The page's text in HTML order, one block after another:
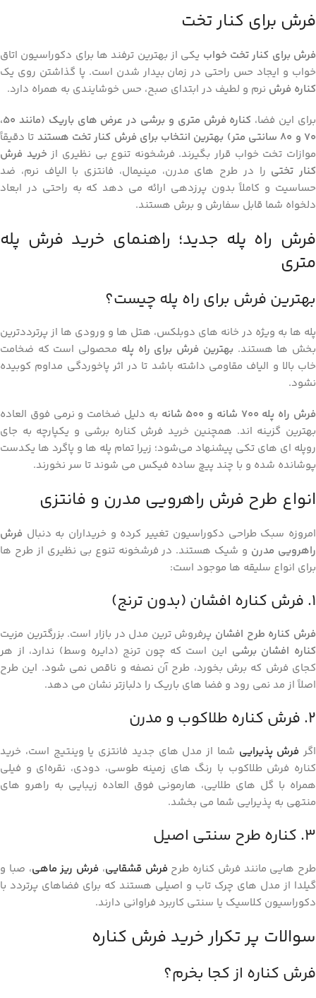
فرش برای کنار تخت
فرش برای کنار تخت خواب یکی از بهترین ترفند ها برای دکوراسیون اتاق
خواب و ایجاد حس راحتی در زمان بیدار شدن است. پا گذاشتن روی یک
کناره فرش نرم و لطیف در ابتدای صبح، حس خوشایندی به همراه دارد.
برای این فضا،
کناره‌ فرش متری و برشی در عرض ‌های باریک (مانند ۵۰،
۷۰ و ۸۰ سانتی‌ متر) بهترین انتخاب برای فرش کنار تخت هستند
تا دقیقاً
موازات تخت خواب قرار بگیرند. فرشخونه تنوع بی ‌نظیری از خرید فرش
کنار تختی را در طرح ‌های مدرن، مینیمال، فانتزی با الیاف نرم، ضد
حساسیت و کاملاً بدون پرزدهی ارائه می ‌دهد که به راحتی در ابعاد
دلخواه شما قابل سفارش و برش هستند.
فرش راه پله جدید؛ راهنمای خرید فرش پله
متری
بهترین فرش برای راه پله چیست؟
پله‌ ها به ویژه در خانه ‌های دوبلکس، هتل ‌ها و ورودی ‌ها از پرترددترین
بخش ‌ها هستند. بهترین فرش برای راه پله محصولی است که ضخامت
خاب بالا و الیاف مقاومی داشته باشد تا در اثر پاخوردگی مداوم کوبیده
نشود.
فرش راه پله ۷۰۰ شانه و ۵۰۰ شانه
به دلیل ضخامت و نرمی فوق‌ العاده
بهترین گزینه ‌اند. همچنین خرید فرش کناره برشی و یکپارچه به جای
روپله ‌ای ‌های تکی پیشنهاد می‌شود؛ زیرا تمام پله ‌ها و پاگرد ها یکدست
پوشانده شده و با چند پیچ ساده فیکس می ‌شوند تا سر نخورند.
انواع طرح فرش راهرویی مدرن و فانتزی
امروزه سبک طراحی دکوراسیون تغییر کرده و خریداران به دنبال فرش
راهرویی مدرن و شیک هستند. در فرشخونه تنوع بی ‌نظیری از طرح‌ ها
برای انواع سلیقه‌ ها موجود است:
۱. فرش کناره افشان (بدون ترنج)
فرش کناره طرح افشان پرفروش ‌ترین مدل در بازار است. بزرگترین مزیت
کناره افشان برشی این است که چون ترنج (دایره وسط) ندارد، از هر
کجای فرش که برش بخورد، طرح آن نصفه و ناقص نمی ‌شود. این طرح
اصلاً از مد نمی ‌رود و فضا های باریک را دلبازتر نشان می ‌دهد.
۲. فرش کناره طلاکوب و مدرن
اگر فرش پذیرایی شما از مدل ‌های جدید فانتزی یا وینتیج است، خرید
کناره فرش طلاکوب با رنگ ‌های زمینه طوسی، دودی، نقره‌ای و فیلی
همراه با گل‌ های طلایی، هارمونی فوق ‌العاده زیبایی به راهرو های
منتهی به پذیرایی شما می ‌بخشد.
۳. کناره طرح سنتی اصیل
طرح‌ هایی مانند فرش کناره طرح فرش قشقایی، فرش ریز ماهی، صبا و
گیلدا از مدل‌ های چرک ‌تاب و اصیلی هستند که برای فضاهای پرتردد با
دکوراسیون کلاسیک یا سنتی کاربرد فراوانی دارند.
سوالات پر تکرار خرید فرش کناره
فرش کناره از کجا بخرم؟